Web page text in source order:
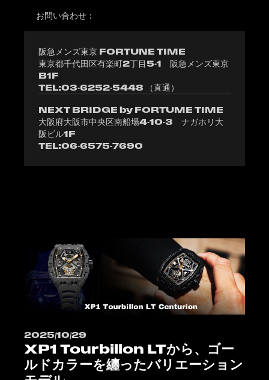
お問い合わせ：
阪急メンズ東京 FORTUNE TIME
東京都千代田区有楽町2丁目5-1 阪急メンズ東京
B1F
TEL:03-6252-5448 （直通）
NEXT BRIDGE by FORTUME TIME
大阪府大阪市中央区南船場4-10-3 ナガホリ大
阪ビル1F
TEL:06-6575-7690
2025/10/29
XP1 Tourbillon LTから、ゴー
ルドカラーを纏ったバリエーション